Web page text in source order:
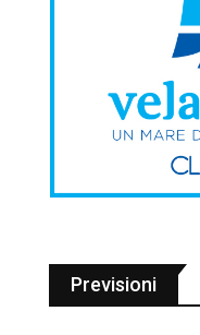
Previsioni